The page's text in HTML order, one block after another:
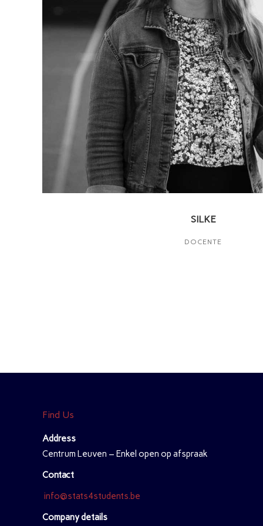
SILKE
DOCENTE
Find Us
Address
Centrum Leuven – Enkel open op afspraak
Contact
info@stats4students.be
Company details